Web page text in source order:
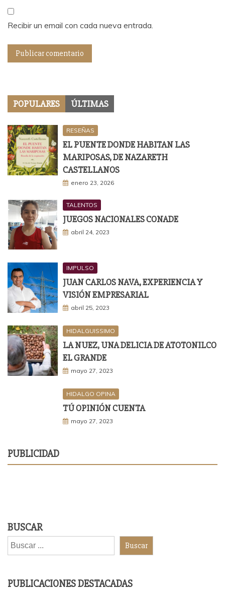
Recibir un email con cada nueva entrada.
POPULARES ÚLTIMAS
RESEÑAS
EL PUENTE DONDE HABITAN LAS
MARIPOSAS, DE NAZARETH
CASTELLANOS
enero 23, 2026
TALENTOS
JUEGOS NACIONALES CONADE
abril 24, 2023
IMPULSO
JUAN CARLOS NAVA, EXPERIENCIA Y
VISIÓN EMPRESARIAL
abril 25, 2023
HIDALGUISSIMO
LA NUEZ, UNA DELICIA DE ATOTONILCO
EL GRANDE
mayo 27, 2023
HIDALGO OPINA
TÚ OPINIÓN CUENTA
mayo 27, 2023
PUBLICIDAD
BUSCAR
Buscar
PUBLICACIONES DESTACADAS